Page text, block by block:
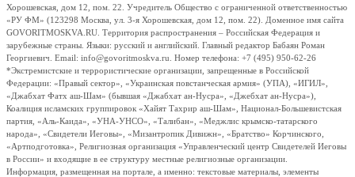
Хорошевская, дом 12, пом. 22. Учредитель Общество с ограниченной ответственностью
«РУ ФМ» (123298 Москва, ул. 3-я Хорошевская, дом 12, пом. 22). Доменное имя сайта
GOVORITMOSKVA.RU. Территория распространения – Российская Федерация и
зарубежные страны. Языки: русский и английский. Главный редактор Бабаян Роман
Георгиевич. Email: info@govoritmoskva.ru. Номер телефона: +7 (495) 950-62-26
*Экстремистские и террористические организации, запрещенные в Российской
Федерации: «Правый сектор», «Украинская повстанческая армия» (УПА), «ИГИЛ»,
«Джабхат Фатх аш-Шам» (бывшая «Джабхат ан-Нусра», «Джебхат ан-Нусра»),
Коалиция исламских группировок «Хайят Тахрир аш-Шам», Национал-Большевистская
партия, «Аль-Каида», «УНА-УНСО», «Талибан», «Меджлис крымско-татарского
народа», «Свидетели Иеговы», «Мизантропик Дивижн», «Братство» Корчинского,
«Артподготовка», Религиозная организация «Управленческий центр Свидетелей Иеговы
в России» и входящие в ее структуру местные религиозные организации.
Информация, размещенная на портале, а именно: текстовые материалы, элементы